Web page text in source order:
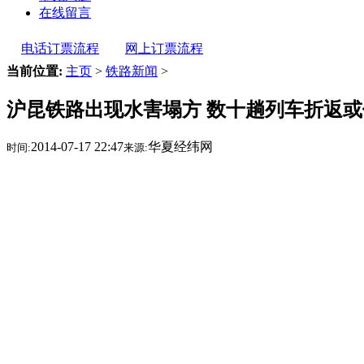
在线留言
电话订票流程
网上订票流程
当前位置: 主页 > 铁路新闻 >
沪昆铁路出现水害塌方 数十趟列车折返
时间:2014-07-17 22:47来源:华夏经纬网